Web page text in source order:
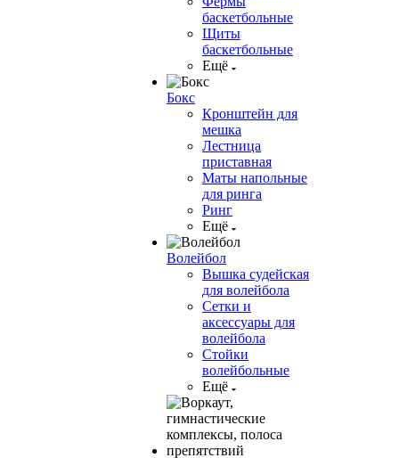
баскетбольные
Щиты
баскетбольные
Ещё
Бокс
Кронштейн для
мешка
Лестница
приставная
Маты напольные
для ринга
Ринг
Ещё
Волейбол
Вышка судейская
для волейбола
Сетки и
аксессуары для
волейбола
Стойки
волейбольные
Ещё